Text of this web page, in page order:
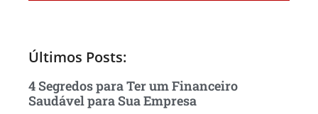
Últimos Posts:
4 Segredos para Ter um Financeiro
Saudável para Sua Empresa